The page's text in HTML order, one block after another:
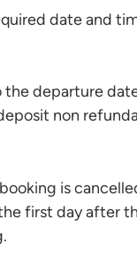
date and
departure
non
is
first day after